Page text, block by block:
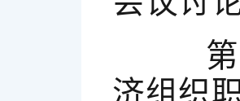
第
济组织